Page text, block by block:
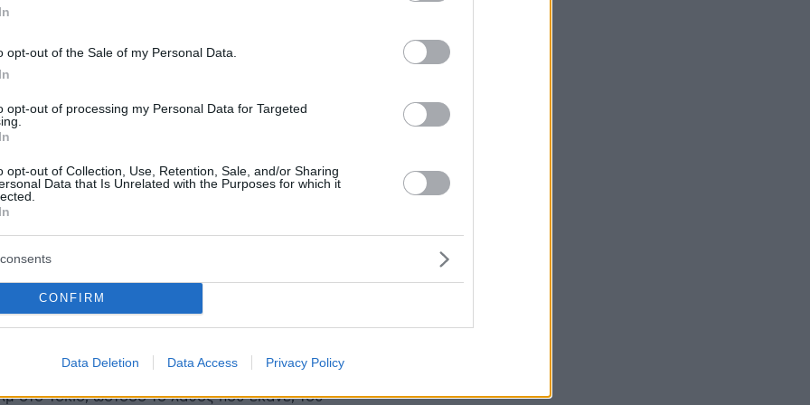
opt-out of the Sale of my Personal Data.
opt-out of processing my Personal Data for Targeted
opt-out of Collection, Use, Retention, Sale, and/or Sharing
Data that Is Unrelated with the Purposes for which it
CONFIRM
Data Deletion Data Access Privacy Policy
ρυθμίσεις ισχύουν έως τις 10:30 το πρωί
ρυθμίσεις στο Αιγάλεω
δρόμοι κλείνουν την Κυριακή
23 Νοεμβρίου έχει προγραμματιστεί αγώνας δρόμου
«Γύρος Αιγάλεω 2025».
δρομέας... έστριψε λάθος
την πρωτιά σε αγώνα
στο Τόκιο, ωστόσο το λάθος που έκανε, του